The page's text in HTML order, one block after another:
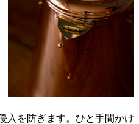
入を防ぎます。ひと手間かけ